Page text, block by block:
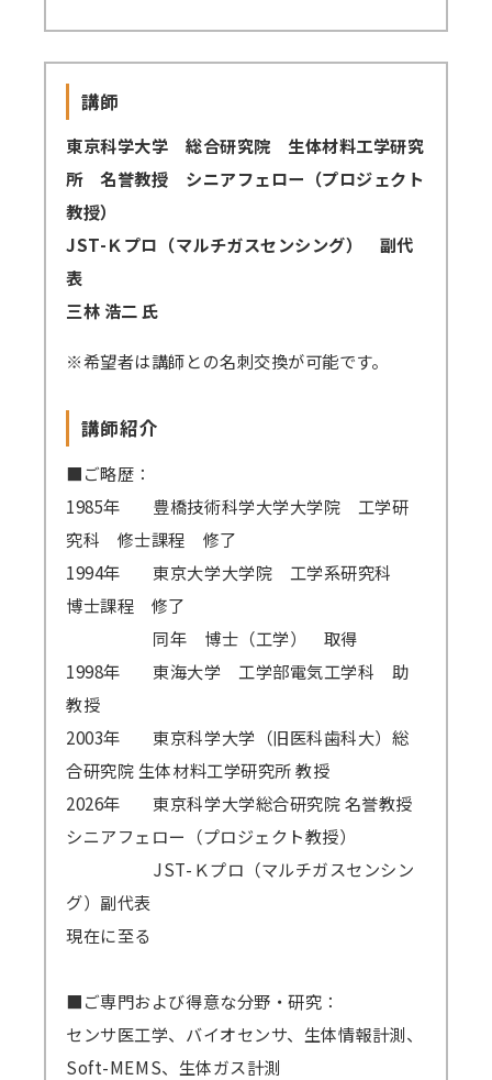
お申し込み・振込要領
商品企画リクエスト
セミナー会場アクセス
講師
東京科学大学 総合研究院 生体材料工学研究
所 名誉教授 シニアフェロー（プロジェクト
教授）
JST-Ｋプロ（マルチガスセンシング） 副代
表
三林 浩二 氏
※希望者は講師との名刺交換が可能です。
講師紹介
■ご略歴：
1985年
豊橋技術科学大学大学院 工学研
究科 修士課程 修了
1994年
東京大学大学院 工学系研究科
博士課程 修了
同年 博士（工学） 取得
1998年
東海大学 工学部電気工学科 助
教授
2003年
東京科学大学（旧医科歯科大）総
合研究院 生体材料工学研究所 教授
2026年
東京科学大学総合研究院 名誉教授
シニアフェロー（プロジェクト教授）
JST-Ｋプロ（マルチガスセンシン
グ）副代表
現在に至る
■ご専門および得意な分野・研究：
センサ医工学、バイオセンサ、生体情報計測、
Soft-MEMS、生体ガス計測